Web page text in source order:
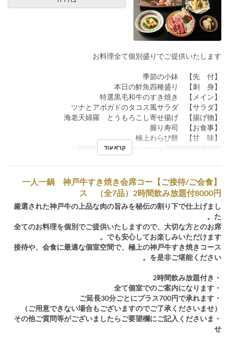
お料理全て個別盛りでご提供いたします
【先 付】 季節の小鉢
【刺 身】 本日の鮮魚四種盛り
【メイン】 特選黒毛和牛のすき焼き
【サラダ】 ツナとアボガドのタコス風サラダ
【揚げ物】 海老天婦羅 とうもろこし寄せ揚げ
【お食事】 握り寿司
【甘 味】 極上わらび餅
טווח תאריכים תקפים מגבלת הזמנהקרא עוד
【ご接待/ご会食】一人一鍋 神戸牛すき焼き会席コー
ス （全7品）2時間飲み放題付8000円
厳選された神戸牛の上品な肉の旨みを秘伝の割り下で仕上げまし
た。
全てのお料理を個別でご提供いたしますので、大切な方とのお席
でも安心してお楽しみいただけます。
接待や、会食に最適な個室空間で、極上の神戸牛すき焼きコース
を是非ご堪能ください。
・2時間飲み放題付き
・全て個室でのご案内になります
・ご延長30分ごとにプラス700円で承れます
（ご用意できない場合もございますのでご了承くださいませ）
・その他ご質問等がございましたらご要望欄にご記入くださいま
せ